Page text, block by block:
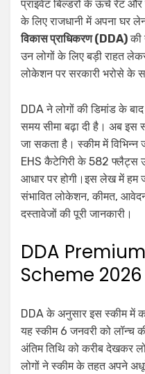
प्राइवेट बिल्डरों के ऊंचे रेट
के लिए राजधानी में अपना घर
विकास प्राधिकरण (DDA)की
उन लोगों के लिए बड़ी राहत
लोकेशन पर सरकारी भरोसे के
DDA ने लोगों की डिमांड के
समय सीमा बढ़ा दी है। अब इस
जा सकता है। स्कीम में
EHS कैटेगिरी के 582
आधार पर होगी।इस लेख में हम
संभावित लोकेशन, कीमत,
दस्तावेजों की पूरी जानकारी।
DDA
Scheme 2026
DDA के अनुसार इस स्कीम में
यह स्कीम 6 जनवरी को लॉन्च
अंतिम तिथि को करीब देखकर
लोगों ने स्कीम के तहत अपने